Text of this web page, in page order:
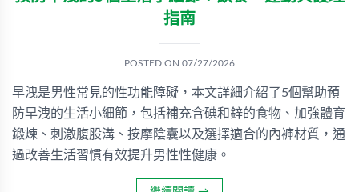
指南
POSTED ON 07/27/2026
早洩是男性常見的性功能障礙，本文詳細介紹了5個幫助預
防早洩的生活小細節，包括補充含碘和鋅的食物、加強體育
鍛煉、刺激腹股溝、按摩陰囊以及選擇適合的內褲材質，通
過改善生活習慣有效提升男性性健康。